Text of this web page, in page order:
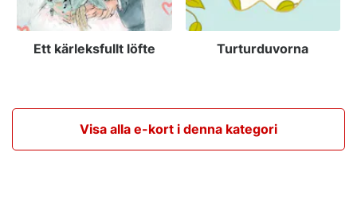
Ett kärleksfullt löfte Turturduvorna
Visa alla e-kort i denna kategori